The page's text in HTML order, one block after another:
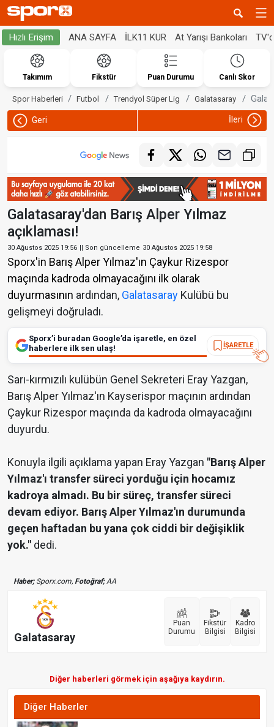
Hızlı Erişim ANA SAYFA İLK11 KUR At Yarışı Bankoları
Takımım Fikstür Puan Durumu Canlı Skor
Spor Haberleri Futbol Trendyol Süper Lig Galatasaray
Geri İleri
Galatasaray'dan Barış Alper Yılmaz
açıklaması!
30 Ağustos 2025 19:56 || Son güncelleme 30 Ağustos 2025 19:58
Sporx'in Barış Alper Yılmaz'ın Çaykur Rizespor
maçında kadroda olmayacağını ilk olarak
duyurmasının ardından, Galatasaray Kulübü bu
gelişmeyi doğruladı.
Sporx’i buradan Google’da işaretle, en özel
haberlere ilk sen ulaş!
İŞARETLE
Sarı-kırmızılı kulübün Genel Sekreteri Eray Yazgan,
Barış Alper Yılmaz'ın Kayserispor maçının ardından
Çaykur Rizespor maçında da kadroda olmayacağını
duyurdu.
Konuyla ilgili açıklama yapan Eray Yazgan "Barış Alper
Yılmaz'ı transfer süreci yorduğu için hocamız
kadroya almadı. Bu bir süreç, transfer süreci
devam ediyor. Barış Alper Yılmaz'ın durumunda
geçen haftadan bu yana çok ciddi bir değişiklik
yok." dedi.
Haber;Sporx.com, Fotoğraf;AA
Galatasaray
Puan
Durumu
Fikstür
Bilgisi
Kadro
Bilgisi
Diğer haberleri görmek için aşağıya kaydırın.
Diğer Haberler